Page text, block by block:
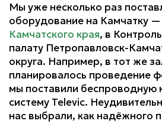
Мы уже несколько раз
оборудование на Камчатку —
Камчатского края, в
палату Петропавловск-
округа. Например, в тот же
планировалось проведение
мы поставили беспроводную
систему Televic.
нас выбрали, как надёжного